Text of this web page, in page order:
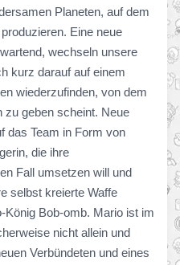
Planeten, auf dem
Eine neue
wechseln unsere
kurz darauf auf einem
wiederzufinden, von dem
geben scheint. Neue
das Team in Form von
die ihre
Fall umsetzen will und
selbst kreierte Waffe
Bob-omb. Mario ist im
nicht allein und
Verbündeten und eines